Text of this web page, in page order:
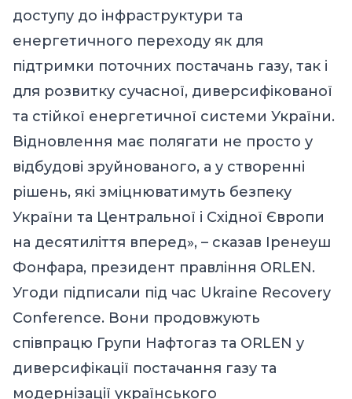
доступу до інфраструктури та
енергетичного переходу як для
підтримки поточних постачань газу, так і
для розвитку сучасної, диверсифікованої
та стійкої енергетичної системи України.
Відновлення має полягати не просто у
відбудові зруйнованого, а у створенні
рішень, які зміцнюватимуть безпеку
України та Центральної і Східної Європи
на десятиліття вперед», – сказав Іренеуш
Фонфара, президент правління ORLEN.
Угоди підписали під час Ukraine Recovery
Conference. Вони продовжують
співпрацю Групи Нафтогаз та ORLEN у
диверсифікації постачання газу та
модернізації українського